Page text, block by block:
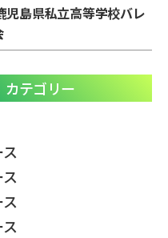
児島県私立高等学校バレ
カテゴリー